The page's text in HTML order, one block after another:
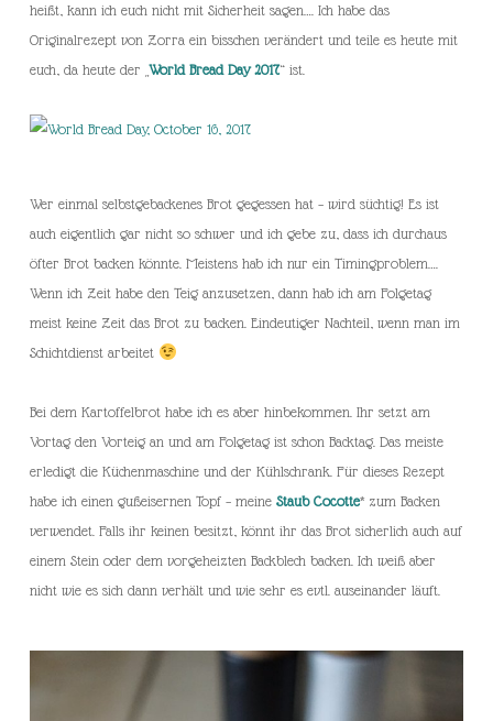
heißt, kann ich euch nicht mit Sicherheit sagen…. Ich habe das
Originalrezept von Zorra ein bisschen verändert und teile es heute mit
euch, da heute der „ World Bread Day 2017“ ist.
Wer einmal selbstgebackenes Brot gegessen hat – wird süchtig! Es ist
auch eigentlich gar nicht so schwer und ich gebe zu, dass ich durchaus
öfter Brot backen könnte. Meistens hab ich nur ein Timingproblem….
Wenn ich Zeit habe den Teig anzusetzen, dann hab ich am Folgetag
meist keine Zeit das Brot zu backen. Eindeutiger Nachteil, wenn man im
Schichtdienst arbeitet
Bei dem Kartoffelbrot habe ich es aber hinbekommen. Ihr setzt am
Vortag den Vorteig an und am Folgetag ist schon Backtag. Das meiste
erledigt die Küchenmaschine und der Kühlschrank. Für dieses Rezept
habe ich einen gußeisernen Topf – meine Staub Cocotte* zum Backen
verwendet. Falls ihr keinen besitzt, könnt ihr das Brot sicherlich auch auf
einem Stein oder dem vorgeheizten Backblech backen. Ich weiß aber
nicht wie es sich dann verhält und wie sehr es evtl. auseinander läuft.